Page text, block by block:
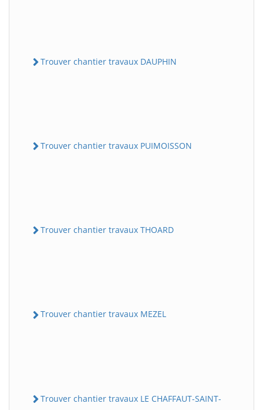
Trouver chantier travaux DAUPHIN
Trouver chantier travaux PUIMOISSON
Trouver chantier travaux THOARD
Trouver chantier travaux MEZEL
Trouver chantier travaux LE CHAFFAUT-SAINT-